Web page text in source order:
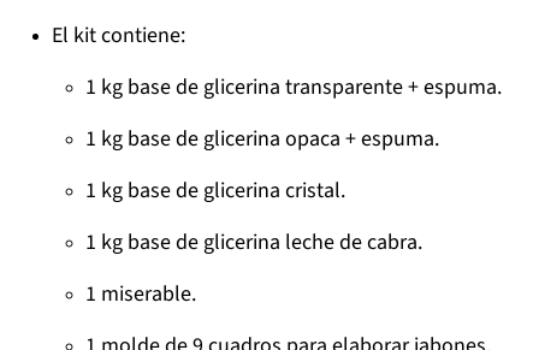
El kit contiene:
1 kg base de glicerina transparente + espuma.
1 kg base de glicerina opaca + espuma.
1 kg base de glicerina cristal.
1 kg base de glicerina leche de cabra.
1 miserable.